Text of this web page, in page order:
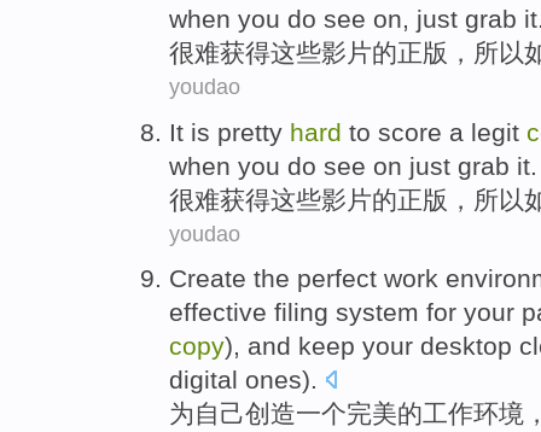
when you do see on, just grab
很难获得这些影片的正版， 所以
youdao
It is pretty hard to score a legit
when you do see on just grab it.
很难获得这些影片的正版， 所以
youdao
Create the perfect work
effective filing system for your
copy), and keep your desktop
digital ones).
为 自己创造一个完美的工作环境